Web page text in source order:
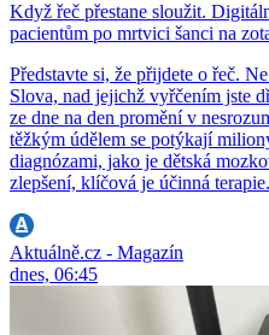
Když řeč přestane sloužit.
pacientům po mrtvici šanci na
Představte si, že přijdete o řeč.
Slova, nad jejichž vyřčením jste
ze dne na den promění v
těžkým údělem se potýkají
diagnózami, jako je dětská
zlepšení, klíčová je účinná terapie.
Aktuálně.cz - Magazín
dnes, 06:45